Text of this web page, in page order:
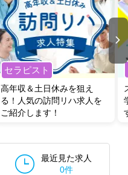
セラピスト
高年収＆土日休みを狙え
る！人気の訪問リハ求人を
ご紹介します！
最近見た求人
0件